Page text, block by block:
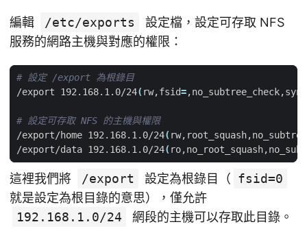
編輯 /etc/exports
設定檔，設定可存取 NFS
服務的網路主機與對應的權限：
# 設定 /export 為根錄目
/export 192.168.1.0/24( rw,fsid=,no_subtree_check,sync
# 設定可存取 NFS 的主機與權限
/export/home 192.168.1.0/24(
/export/data 192.168.1.0/24(
這裡我們將 /export 設定為根錄目（ fsid=0
就是設定為根目錄的意思），僅允許
192.168.1.0/24
網段的主機可以存取此目錄。